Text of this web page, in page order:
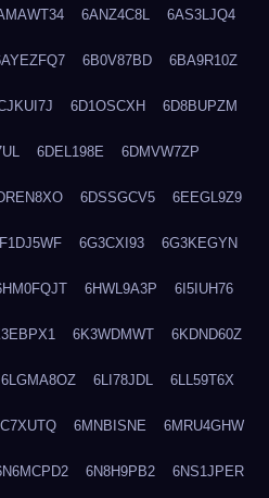
6ANZ4C8L 6AS3LJQ4
6B0V87BD 6BA9R10Z
6D1OSCXH 6D8BUPZM
6DEL198E 6DMVW7ZP
6DSSGCV5 6EEGL9Z9
6G3CXI93 6G3KEGYN
6HWL9A3P 6I5IUH76
6K3WDMWT 6KDND60Z
6LGMA8OZ 6LI78JDL 6LL59T6X
6MNBISNE 6MRU4GHW
6N8H9PB2 6NS1JPER